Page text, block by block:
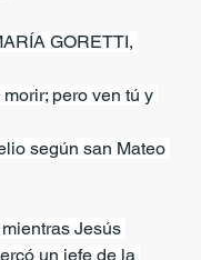
GORETTI,
pero ven tú y
según san Mateo
Jesús
un jefe de la